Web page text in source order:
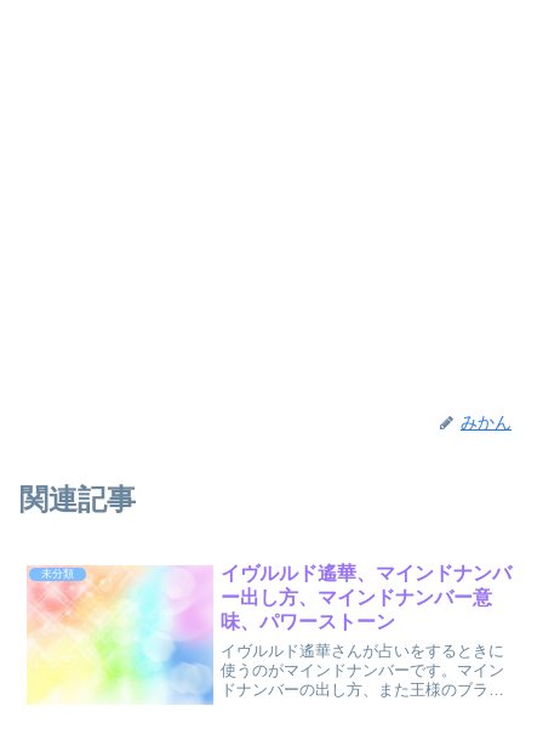
みかん
関連記事
未分類
イヴルルド遙華、マインドナンバ
ー出し方、マインドナンバー意
味、パワーストーン
イヴルルド遙華さんが占いをするときに
使うのがマインドナンバーです。マイン
ドナンバーの出し方、また王様のブラン